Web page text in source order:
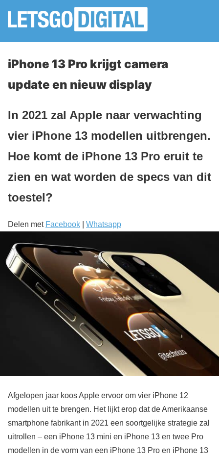
iPhone 13 Pro krijgt camera
update en nieuw display
In 2021 zal Apple naar verwachting
vier iPhone 13 modellen uitbrengen.
Hoe komt de iPhone 13 Pro eruit te
zien en wat worden de specs van dit
toestel?
Delen met Facebook Whatsapp
Afgelopen jaar koos Apple ervoor om vier iPhone 12
modellen uit te brengen. Het lijkt erop dat de Amerikaanse
smartphone fabrikant in 2021 een soortgelijke strategie zal
uitrollen – een iPhone 13 mini en iPhone 13 en twee Pro
modellen in de vorm van een iPhone 13 Pro en iPhone 13